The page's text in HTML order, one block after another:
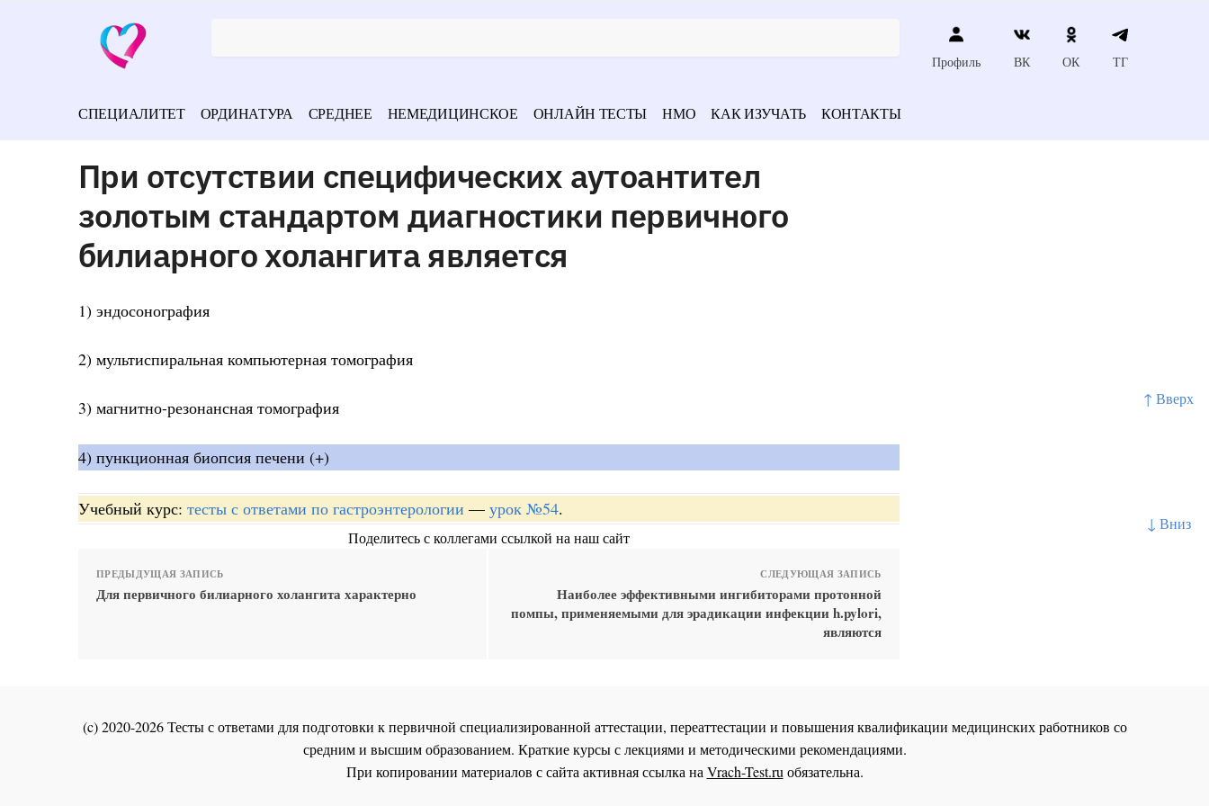
↑ Вверх
↓ Вниз
Профиль ВК ОК ТГ
СПЕЦИАЛИТЕТ ОРДИНАТУРА СРЕДНЕЕ НЕМЕДИЦИНСКОЕ ОНЛАЙН ТЕСТЫ НМО КАК ИЗУЧАТЬ КОНТАКТЫ
При отсутствии специфических аутоантител
золотым стандартом диагностики первичного
билиарного холангита является
1) эндосонография
2) мультиспиральная компьютерная томография
3) магнитно-резонансная томография
4) пункционная биопсия печени (+)
Учебный курс: тесты с ответами по гастроэнтерологии — урок №54.
Поделитесь с коллегами ссылкой на наш сайт
ПРЕДЫДУЩАЯ ЗАПИСЬ
Для первичного билиарного холангита характерно
СЛЕДУЮЩАЯ ЗАПИСЬ
Наиболее эффективными ингибиторами протонной
помпы, применяемыми для эрадикации инфекции h.pylori,
являются
(c) 2020-2026 Тесты с ответами для подготовки к первичной специализированной аттестации, переаттестации и повышения квалификации медицинских работников со
средним и высшим образованием. Краткие курсы с лекциями и методическими рекомендациями.
При копировании материалов с сайта активная ссылка наVrach-Test.ruобязательна.